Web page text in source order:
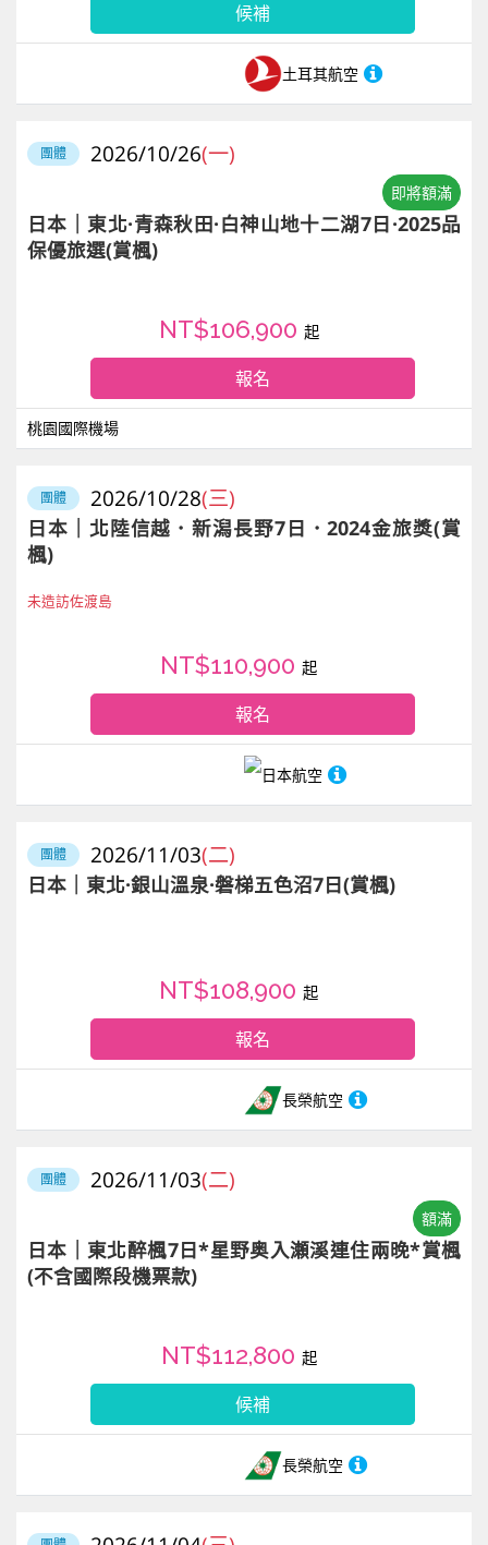
土耳其航空
候補
即將額滿
團體 2026/10/26(一)
日本｜東北·青森秋田·白神山地十二湖7日·2025品
保優旅選(賞楓)
桃園國際機場
NT$106,900 起
報名
團體 2026/10/28(三)
日本｜北陸信越．新潟長野7日．2024金旅獎(賞
楓)
未造訪佐渡島
日本航空
NT$110,900 起
報名
團體 2026/11/03(二)
日本｜東北·銀山溫泉·磐梯五色沼7日(賞楓)
長榮航空
NT$108,900 起
報名
額滿
團體 2026/11/03(二)
日本｜東北醉楓7日*星野奥入瀬溪連住兩晚*賞楓
(不含國際段機票款)
長榮航空
NT$112,800 起
候補